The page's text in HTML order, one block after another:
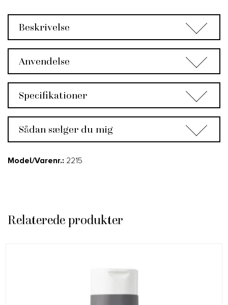
Beskrivelse
Anvendelse
Specifikationer
Sådan sælger du mig
Model/Varenr.: 2215
Relaterede produkter